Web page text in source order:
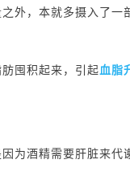
外，本就多摄入了
囤积起来，引起血脂
为酒精需要肝脏来